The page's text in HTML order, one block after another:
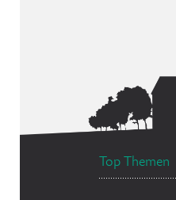
Top Themen